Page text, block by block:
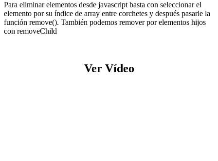
Para eliminar elementos desde javascript basta con seleccionar el
elemento por su índice de array entre corchetes y después pasarle la
función remove(). También podemos remover por elementos hijos
con removeChild
Ver Vídeo